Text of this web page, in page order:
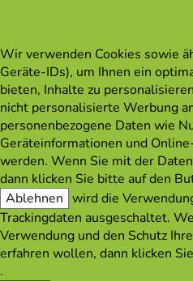
Wir verwenden Cookies sowie
Geräte-IDs), um Ihnen ein
bieten, Inhalte zu
nicht personalisierte Werbung
personenbezogene Daten wie
Geräteinformationen und
werden. Wenn Sie mit der
dann klicken Sie bitte auf den
Ablehnen wird die
Trackingdaten ausgeschaltet.
Verwendung und den Schutz
erfahren wollen, dann klicken
.